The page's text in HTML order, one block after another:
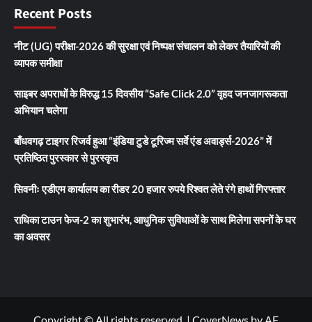
Recent Posts
नीट (UG) परीक्षा-2026 की सुरक्षा एवं निष्पक्ष संचालन को लेकर तैयारियों की
व्यापक समीक्षा
साइबर अपराधों के विरुद्ध 15 दिवसीय “Safe Click 2.0” वृहद जनजागरूकता
अभियान चलेगा
बाँधवगढ़ टाइगर रिजर्व हुआ “इंडिया टुडे टूरिज्म सर्वे एंड अवार्ड्स-2026” में
प्रतिष्ठित पुरस्कार से पुरस्कृत
सिवनीः एडीएम कार्यालय का रीडर 20 हजार रुपये रिश्वत लेते रंगे हाथों गिरफ्तार
राधिका टाउन फेज-2 का शुभारंभ, आधुनिक सुविधाओं के साथ मिलेगा सपनों के घर
का अवसर